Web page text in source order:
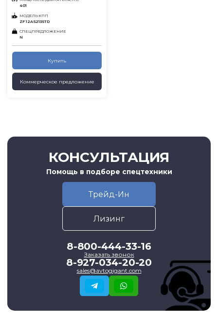
401
МОДЕЛЬ КПП
ZF 12AS2135ТD
СПЕЦПРЕДЛОЖЕНИЕ
N
Купить
Коммерческое предложение
КОНСУЛЬТАЦИЯ
Помощь в подборе спецтехники
Трейд-Ин
Лизинг
8-800-444-33-16
Заказать звонок
8-927-034-20-20
sales@avtogigant.com